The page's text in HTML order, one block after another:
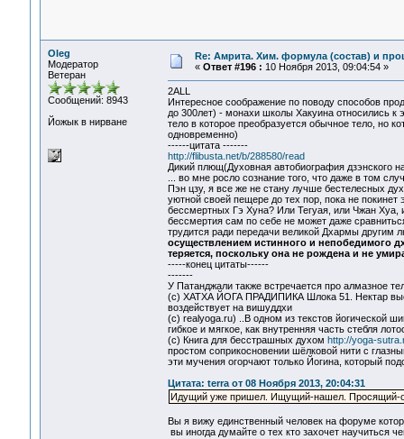
Oleg
Модератор
Ветеран
Сообщений: 8943
Йожык в нирване
Re: Амрита. Хим. формула (состав) и
« Ответ #196 : 10 Ноября 2013, 09:04:54 »
2ALL
Интересное соображение по поводу способов
до 300лет) - монахи школы Хакуина относились
тело в которое преобразуется обычное тело, но
одновременно)
------цитата -------
http://flibusta.net/b/288580/read
Дикий плющ(Духовная автобиография дзэнского
... во мне росло сознание того, что даже в том
Пэн цзу, я все же не стану лучше бестелесных
уютной своей пещере до тех пор, пока не покинет
бессмертных Гэ Хуна? Или Тегуая, или Чжан Хуа,
бессмертия сам по себе не может даже
трудится ради передачи великой Дхармы другим
осуществлением истинного и непобедимого
теряется, поскольку она не рождена и не
-----конец цитаты------
-------
У Патанджали также встречается про алмазное
(с) ХАТХА ЙОГА ПРАДИПИКА Шлока 51. Нектар
воздействует на вишуддхи
(с) realyoga.ru) ..В одном из текстов йогической
гибкое и мягкое, как внутренняя часть стебля
(с) Книга для бесстрашных духом http://yoga-
простом соприкосновении шёлковой нити с
эти мучения огорчают только Йогина, который
Цитата: terra от 08 Ноября 2013, 20:04:31
Идущий уже пришел. Ищущий-нашел. Просящий-
Вы я вижу единственный человек на форуме
вы иногда думайте о тех кто захочет научиться